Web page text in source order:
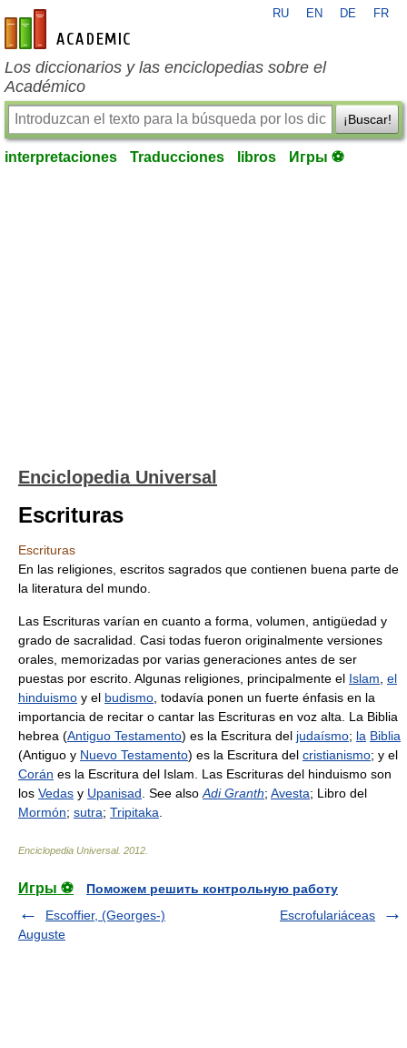
es-academic.com
RU EN DE FR
Los diccionarios y las enciclopedias sobre el
Académico
¡Buscar!
interpretaciones Traducciones libros Игры ⚽
Enciclopedia Universal
Escrituras
Escrituras
En las religiones, escritos sagrados que contienen buena parte de
la literatura del mundo.
Las Escrituras varían en cuanto a forma, volumen, antigüedad y
grado de sacralidad. Casi todas fueron originalmente versiones
orales, memorizadas por varias generaciones antes de ser
puestas por escrito. Algunas religiones, principalmente el Islam el
hinduismo y el budismo , todavía ponen un fuerte énfasis en la
importancia de recitar o cantar las Escrituras en voz alta. La Biblia
hebrea (Antiguo Testamento) es la Escritura del judaísmo; la Biblia
(Antiguo y Nuevo Testamento) es la Escritura del cristianismo; y el
Corán es la Escritura del Islam. Las Escrituras del hinduismo son
los Vedas y Upanisad . See also Adi Granth; Avesta; Libro del
Mormón; sutra; Tripitaka
Enciclopedia Universal. 2012
Игры ⚽
Поможем решить контрольную работу
Escoffier, (Georges-)
Auguste
Escrofulariáceas